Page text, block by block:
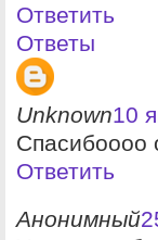
Ответить
Ответы
Unknown10
Спасибоооо
Ответить
Анонимный